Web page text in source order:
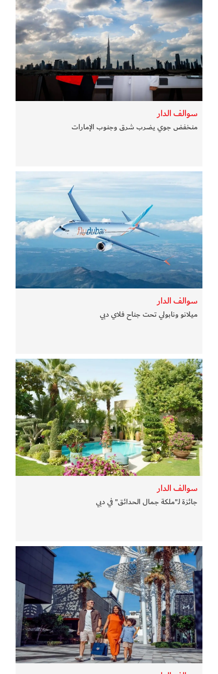
سوالف الدار
منخفض جوي يضرب شرق وجنوب الإمارات
سوالف الدار
ميلانو ونابولي تحت جناح فلاي دبي
سوالف الدار
جائزة لـ"ملكة جمال الحدائق" في دبي